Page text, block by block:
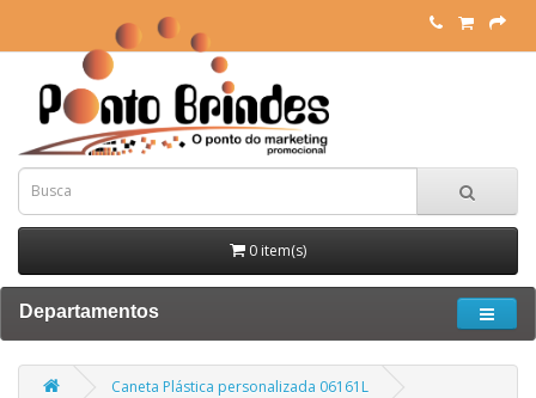
0 item(s)
Departamentos
Caneta Plástica personalizada 06161L